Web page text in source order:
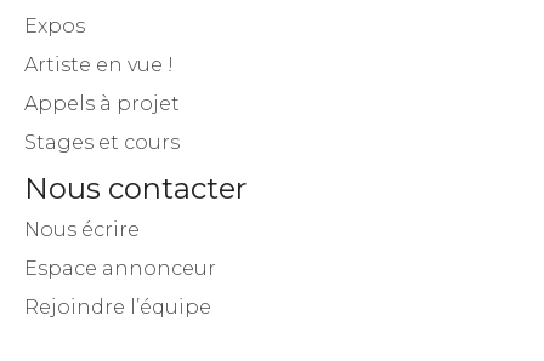
Expos
Artiste en vue !
Appels à projet
Stages et cours
Nous contacter
Nous écrire
Espace annonceur
Rejoindre l’équipe